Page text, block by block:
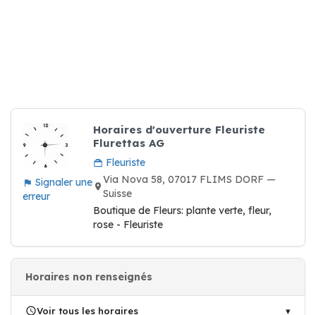
Signaler une
erreur
Horaires d'ouverture Fleuriste
Flurettas AG
Fleuriste
Via Nova 58, 07017 FLIMS DORF —
Suisse
Boutique de Fleurs: plante verte, fleur,
rose - Fleuriste
Horaires non renseignés
Voir tous les horaires